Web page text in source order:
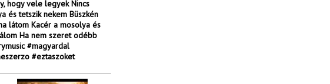
hogy vele legyek Nincs
és tetszik nekem Büszkén
látom Kacér a mosolya és
Ha nem szeret odébb
#magyardal
#eztaszoket